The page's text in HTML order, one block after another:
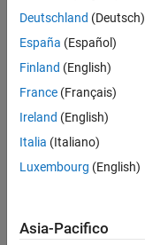
Uponi
29 Nov
3
Risposte
Risposta
2019
Deutschland (Deutsch)
España (Español)
Finland (English)
France (Français)
Ireland (English)
Italia (Italiano)
Luxembourg (English)
Asia-Pacifico